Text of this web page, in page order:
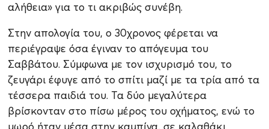
αλήθεια» για το τι ακριβώς συνέβη.
Στην απολογία του, ο 30χρονος φέρεται να
περιέγραψε όσα έγιναν το απόγευμα του
Σαββάτου. Σύμφωνα με τον ισχυρισμό του, το
ζευγάρι έφυγε από το σπίτι μαζί με τα τρία από τα
τέσσερα παιδιά του. Τα δύο μεγαλύτερα
βρίσκονταν στο πίσω μέρος του οχήματος, ενώ το
μωρό ήταν μέσα στην καμπίνα, σε καλαθάκι